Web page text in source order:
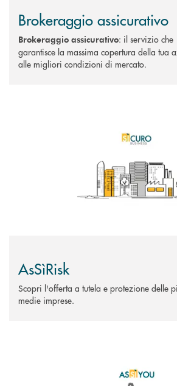
Brokeraggio assicurativo
Brokeraggio assicurativo: il servizio che
garantisce la massima copertura della tua
alle migliori condizioni di mercato.
AsSìRisk
Scopri l'offerta a tutela e protezione delle
medie imprese.